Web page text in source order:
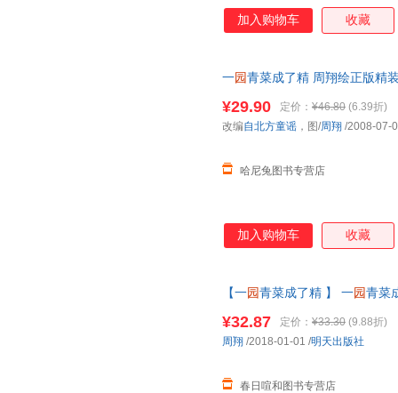
加入购物车 收藏
一园 青菜成了精 周翔绘正版精
¥29.90 定价： ¥46.80 (6.39折)
哈尼兔图书专营店
改编自北方童谣 ，图/周翔 /2008-07-
加入购物车 收藏
【一园 青菜成了精 】 一园 青菜
服
¥32.87 定价： ¥33.30 (9.88折)
春日喧和图书专营店
周翔 /2018-01-01 /明天出版社